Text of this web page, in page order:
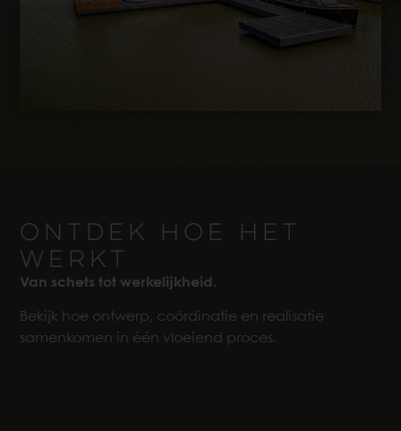
ONTDEK HOE HET
WERKT
Van schets tot werkelijkheid.
Bekijk hoe ontwerp, coördinatie en realisatie
samenkomen in één vloeiend proces.